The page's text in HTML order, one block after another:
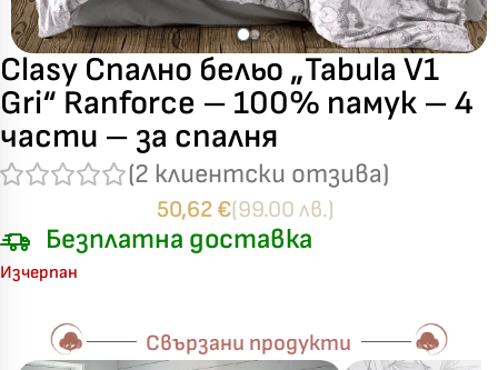
Clasy Спално бельо „Tabula V1
Gri“ Ranforce – 100% памук – 4
части – за спалня
(2 клиентски отзива)
50,62 €(99.00 лв.)
Безплатна доставка
Изчерпан
Свързани продукти